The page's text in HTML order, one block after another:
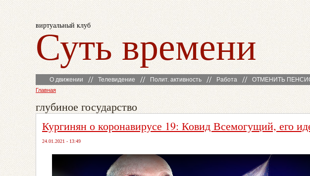
виртуальный клуб
Суть времени
О движении Телевидение Полит. активность Работа ОТМЕНИТЬ
Главная
глубиное государство
Кургинян о коронавирусе 19: Ковид Всемогущий, его
24.01.2021 - 13:49